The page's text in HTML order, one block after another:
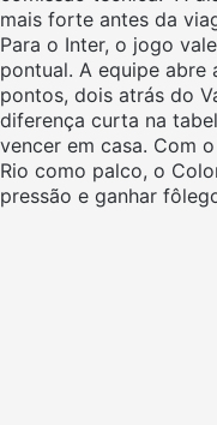
mais forte antes da
Para o Inter, o jogo
pontual. A equipe abre
pontos, dois atrás do
diferença curta na
vencer em casa. Com
Rio como palco, o
pressão e ganhar